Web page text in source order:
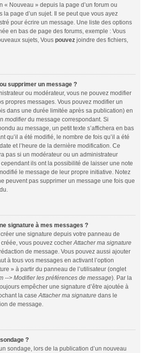
« Nouveau » depuis la page d’un forum ou
la page d’un sujet. Il se peut que vous ayez
pour écrire un message. Une liste des options
en bas de page des forums, exemple : Vous
sujets, Vous pouvez joindre des fichiers,
supprimer un message ?
ou modérateur, vous ne pouvez modifier
propres messages. Vous pouvez modifier un
dans une durée limitée après sa publication) en
modifierdu message correspondant. Si
au message, un petit texte s’affichera en bas
qu’il a été modifié, le nombre de fois qu’il a été
et l’heure de la dernière modification. Ce
pas si un modérateur ou un administrateur
ils ont la possibilité de laisser une note
le message de leur propre initiative. Notez
peuvent pas supprimer un message une fois que
signature à mes messages ?
une signature depuis votre panneau de
vous pouvez cocher Attacher ma signature
de message. Vous pouvez aussi ajouter
à tous vos messages en activant l’option
» à partir du panneau de l’utilisateur (onglet
--> Modifier les préférences de message). Par la
empêcher une signature d’être ajoutée à
la case Attacher ma signature dans le
de message.
?
sondage, lors de la publication d’un nouveau